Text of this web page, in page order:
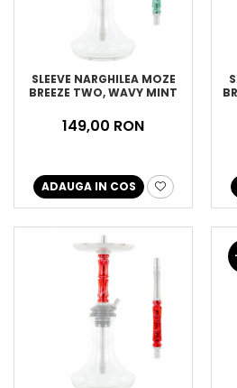
SLEEVE NARGHILEA MOZE
BREEZE TWO, WAVY MINT
149,00 RON
ADAUGA IN COS